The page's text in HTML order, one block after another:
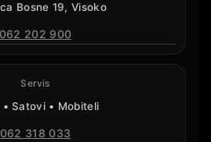
Bosne 19, Visoko
062 202 900
Servis
• Satovi • Mobiteli
062 318 033